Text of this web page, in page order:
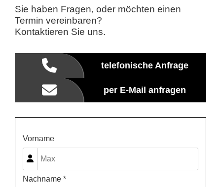
Sie haben Fragen, oder möchten einen
Termin vereinbaren?
Kontaktieren Sie uns.
telefonische Anfrage
per E-Mail anfragen
Vorname
Nachname *